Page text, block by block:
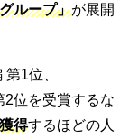
ループ」が展開
1位、
2位を受賞するな
得するほどの人